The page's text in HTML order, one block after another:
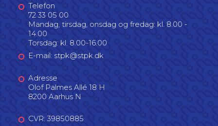
Telefon
72 33 05 00
Mandag, tirsdag, onsdag og fredag: kl. 8.00 -
14.00
Torsdag: kl. 8.00-16.00
E-mail: stpk@stpk.dk
Adresse
Olof Palmes Allé 18 H
8200 Aarhus N
CVR: 39850885